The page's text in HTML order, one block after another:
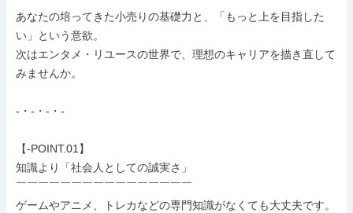
あなたの培ってきた小売りの基礎力と、「もっと上を目指した
い」という意欲。
次はエンタメ・リユースの世界で、理想のキャリアを描き直して
みませんか。
-・-・-・-
【-POINT.01】
知識より「社会人としての誠実さ」
￣￣￣￣￣￣￣￣￣￣￣￣￣￣￣￣
ゲームやアニメ、トレカなどの専門知識がなくても大丈夫です。